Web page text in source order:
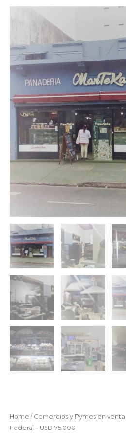
Home / Comercios y Pymes en venta
Federal – USD 75.000